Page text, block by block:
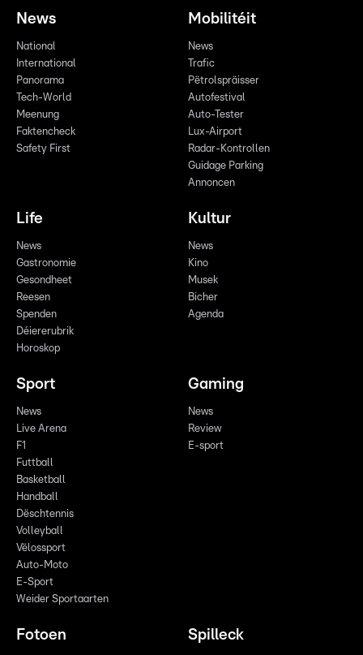
News
National
International
Panorama
Tech-World
Meenung
Faktencheck
Safety First
Mobilitéit
News
Trafic
Pëtrolspräisser
Autofestival
Auto-Tester
Lux-Airport
Radar-Kontrollen
Guidage Parking
Annoncen
Life
News
Gastronomie
Gesondheet
Reesen
Spenden
Déiererubrik
Horoskop
Kultur
News
Kino
Musek
Bicher
Agenda
Sport
News
Live Arena
F1
Futtball
Basketball
Handball
Dëschtennis
Volleyball
Vëlossport
Auto-Moto
E-Sport
Weider Sportaarten
Gaming
News
Review
E-sport
Fotoen Spilleck